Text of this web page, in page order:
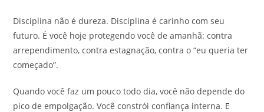
Disciplina não é dureza. Disciplina é carinho com seu
futuro. É você hoje protegendo você de amanhã: contra
arrependimento, contra estagnação, contra o “eu queria ter
começado”.
Quando você faz um pouco todo dia, você não depende do
pico de empolgação. Você constrói confiança interna. E